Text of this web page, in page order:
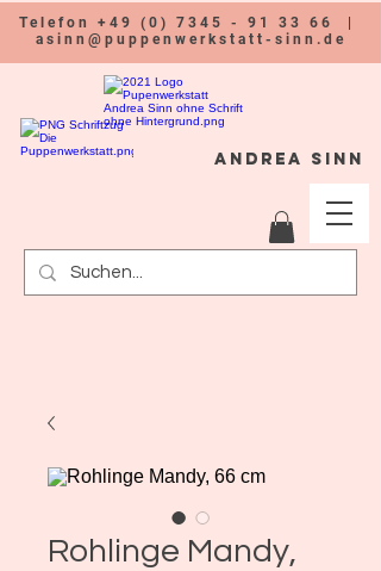
Telefon +49 (0) 7345 - 91 33 66
asinn@puppenwerkstatt-sinn.de
Andrea Sinn
Rohlinge Mandy,